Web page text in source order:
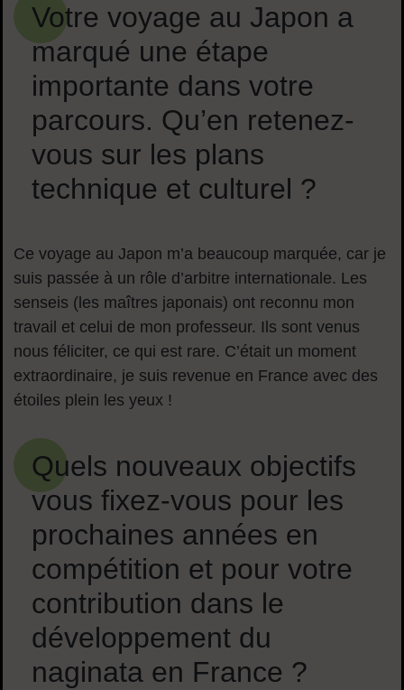
Votre voyage au Japon a
marqué une étape
importante dans votre
parcours. Qu’en retenez-
vous sur les plans
technique et culturel ?
Ce voyage au Japon m’a beaucoup marquée, car je
suis passée à un rôle d’arbitre internationale. Les
senseis (les maîtres japonais) ont reconnu mon
travail et celui de mon professeur. Ils sont venus
nous féliciter, ce qui est rare. C’était un moment
extraordinaire, je suis revenue en France avec des
étoiles plein les yeux !
Quels nouveaux objectifs
vous fixez-vous pour les
prochaines années en
compétition et pour votre
contribution dans le
développement du
naginata en France ?